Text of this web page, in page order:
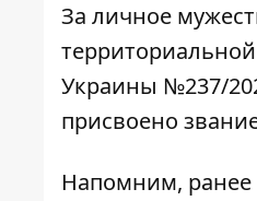
За личное
Украины №237/
присвоено
Напомним,